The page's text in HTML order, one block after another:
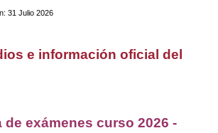
31 Julio 2026
e información oficial del
exámenes curso 2026 -